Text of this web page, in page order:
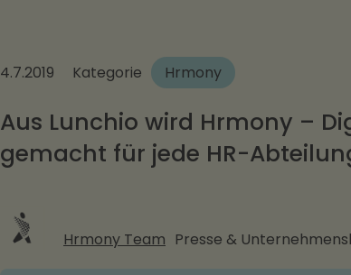
4.7.2019 Kategorie Hrmony
Aus Lunchio wird Hrmony –
gemacht für jede HR-
Hrmony Team Presse &